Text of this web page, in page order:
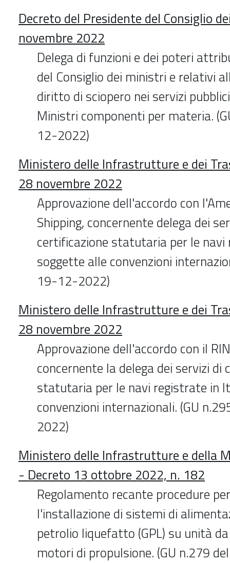
Decreto del Presidente del Consiglio
novembre 2022
Delega di funzioni e dei poteri
del Consiglio dei ministri e relativi
diritto di sciopero nei servizi
Ministri componenti per materia.
12-2022)
Ministero delle Infrastrutture e dei
28 novembre 2022
Approvazione dell'accordo con
Shipping, concernente delega dei
certificazione statutaria per le
soggette alle convenzioni
19-12-2022)
Ministero delle Infrastrutture e dei
28 novembre 2022
Approvazione dell'accordo con il
concernente la delega dei servizi di
statutaria per le navi registrate in
convenzioni internazionali. (GU
2022)
Ministero delle Infrastrutture e della
- Decreto 13 ottobre 2022, n. 182
Regolamento recante procedure
l'installazione di sistemi di
petrolio liquefatto (GPL) su unità
motori di propulsione. (GU n.279